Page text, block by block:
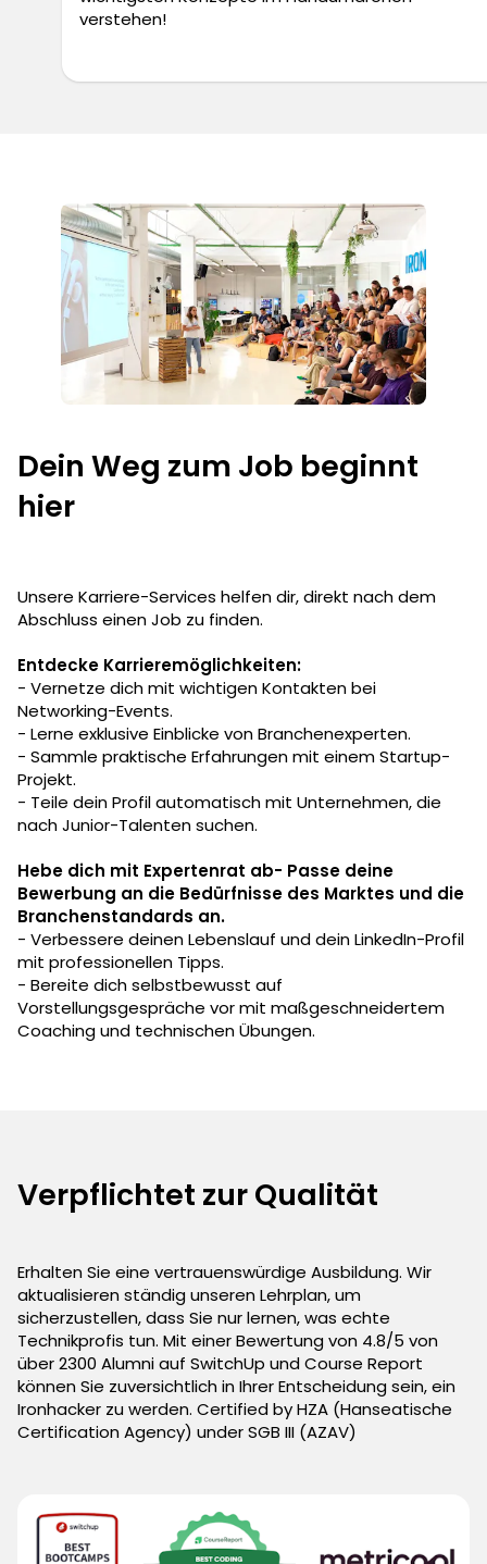
verstehen!
Dein Weg zum Job beginnt
hier
Unsere Karriere-Services helfen dir, direkt nach dem
Abschluss einen Job zu finden.
Entdecke Karrieremöglichkeiten:
- Vernetze dich mit wichtigen Kontakten bei
Networking-Events.
- Lerne exklusive Einblicke von Branchenexperten.
- Sammle praktische Erfahrungen mit einem Startup-
Projekt.
- Teile dein Profil automatisch mit Unternehmen, die
nach Junior-Talenten suchen.
Hebe dich mit Expertenrat ab- Passe deine
Bewerbung an die Bedürfnisse des Marktes und die
Branchenstandards an.
- Verbessere deinen Lebenslauf und dein LinkedIn-Profil
mit professionellen Tipps.
- Bereite dich selbstbewusst auf
Vorstellungsgespräche vor mit maßgeschneidertem
Coaching und technischen Übungen.
Verpflichtet zur Qualität
Erhalten Sie eine vertrauenswürdige Ausbildung. Wir
aktualisieren ständig unseren Lehrplan, um
sicherzustellen, dass Sie nur lernen, was echte
Technikprofis tun. Mit einer Bewertung von 4.8/5 von
über 2300 Alumni auf SwitchUp und Course Report
können Sie zuversichtlich in Ihrer Entscheidung sein, ein
Ironhacker zu werden. Certified by HZA (Hanseatische
Certification Agency) under SGB III (AZAV)